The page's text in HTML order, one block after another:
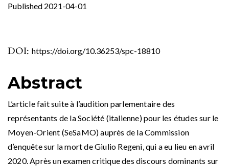
DOI: https://doi.org/10.36253/spc-18810
Published 2021-04-01
Abstract
L’article fait suite à l’audition parlementaire des
représentants de la Société (italienne) pour les études sur le
Moyen-Orient (SeSaMO) auprès de la Commission
d’enquête sur la mort de Giulio Regeni, qui a eu lieu en avril
2020. Après un examen critique des discours dominants sur